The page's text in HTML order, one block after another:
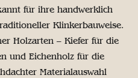
für ihre handwerklich
Klinkerbauweise.
Holzarten – Kiefer für die
und Eichenholz für die
Materialauswahl